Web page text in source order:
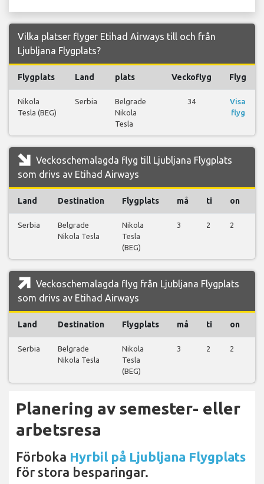
Vilka platser flyger Etihad Airways till och från
Ljubljana Flygplats?
Flygplats Land plats Veckoflyg Flyg
Nikola
Tesla (BEG)
Serbia
Belgrade
Nikola
Tesla
34
Visa
flyg
Veckoschemalagda flyg till Ljubljana Flygplats
som drivs av Etihad Airways
Land Destination Flygplats må ti on
Serbia
Belgrade
Nikola Tesla
Nikola
Tesla
(BEG)
3 2 2
Veckoschemalagda flyg från Ljubljana Flygplats
som drivs av Etihad Airways
Land Destination Flygplats må ti on
Serbia
Belgrade
Nikola Tesla
Nikola
Tesla
(BEG)
3 2 2
Planering av semester- eller
arbetsresa
Förboka Hyrbil på Ljubljana Flygplats
för stora besparingar.